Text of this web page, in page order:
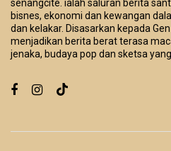
senangcite. ialah saluran berita
bisnes, ekonomi dan kewangan
dan kelakar. Disasarkan kepada
menjadikan berita berat terasa
jenaka, budaya pop dan sketsa